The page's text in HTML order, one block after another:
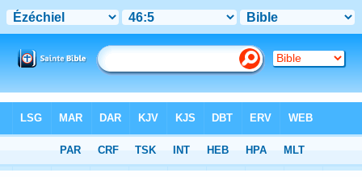
Chapitre 46> Verset 5